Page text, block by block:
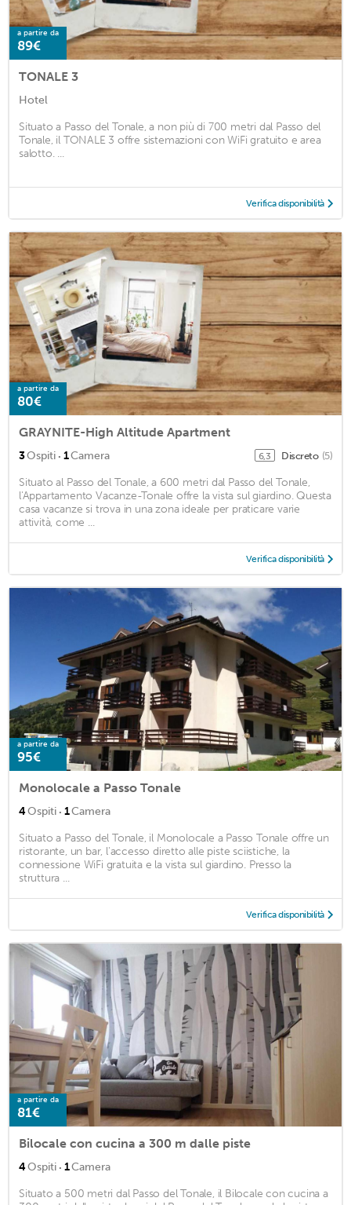
a partire da
89€
TONALE 3
Hotel
Situato a Passo del Tonale, a non più di 700 metri dal Passo del
Tonale, il TONALE 3 offre sistemazioni con WiFi gratuito e area
salotto. ...
Verifica disponibilità
a partire da
80€
GRAYNITE-High Altitude Apartment
3Ospiti · 1Camera 6,3 Discreto (5)
Situato al Passo del Tonale, a 600 metri dal Passo del Tonale,
l'Appartamento Vacanze-Tonale offre la vista sul giardino. Questa
casa vacanze si trova in una zona ideale per praticare varie
attività, come ...
Verifica disponibilità
a partire da
95€
Monolocale a Passo Tonale
4Ospiti · 1Camera
Situato a Passo del Tonale, il Monolocale a Passo Tonale offre un
ristorante, un bar, l'accesso diretto alle piste sciistiche, la
connessione WiFi gratuita e la vista sul giardino. Presso la
struttura ...
Verifica disponibilità
a partire da
81€
Bilocale con cucina a 300 m dalle piste
4Ospiti · 1Camera
Situato a 500 metri dal Passo del Tonale, il Bilocale con cucina a